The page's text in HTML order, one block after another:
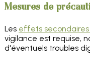
Mesures de
Les effets secondaires
vigilance est requise,
d'éventuels troubles